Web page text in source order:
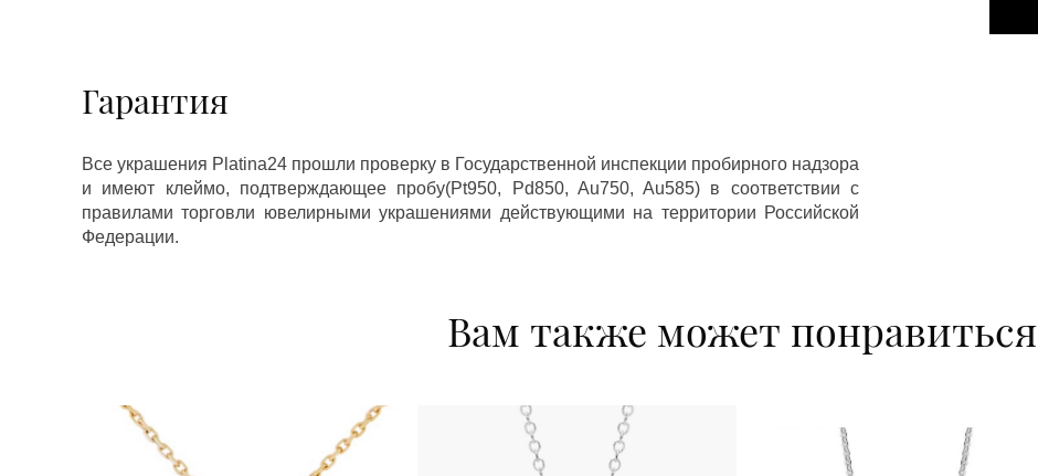
Гарантия
Все украшения Platina24 прошли проверку в Государственной инспекции пробирного надзора
и имеют клеймо, подтверждающее пробу(Pt950, Pd850, Au750, Au585) в соответствии с
правилами торговли ювелирными украшениями действующими на территории Российской
Федерации.
Вам также может понравиться